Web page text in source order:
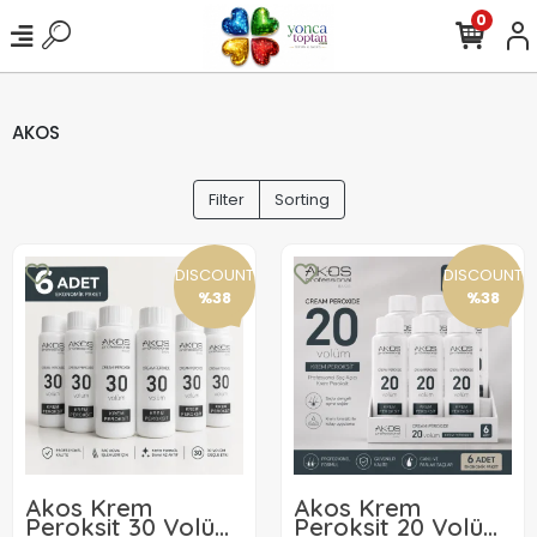
0
AKOS
Filter Sorting
DISCOUNT
%38
Akos Krem
Peroksit 30 Volüm
DISCOUNT
%38
Akos Krem
Peroksit 20 Volüm